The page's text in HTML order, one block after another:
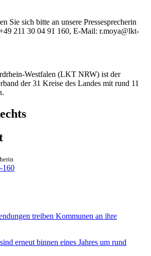
Sie sich bitte an unsere Pressesprecherin
211 30 04 91 160, E-Mail: r.moya@lkt-
Westfalen (LKT NRW) ist der
der 31 Kreise des Landes mit rund 11
160
treiben Kommunen an ihre
erneut binnen eines Jahres um rund